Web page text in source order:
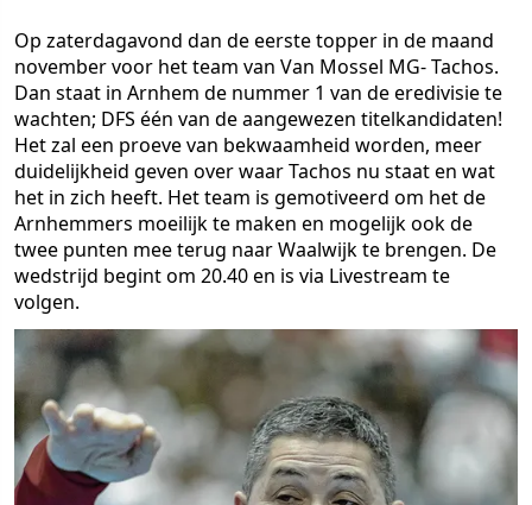
Op zaterdagavond dan de eerste topper in de maand
november voor het team van Van Mossel MG- Tachos.
Dan staat in Arnhem de nummer 1 van de eredivisie te
wachten; DFS één van de aangewezen titelkandidaten!
Het zal een proeve van bekwaamheid worden, meer
duidelijkheid geven over waar Tachos nu staat en wat
het in zich heeft. Het team is gemotiveerd om het de
Arnhemmers moeilijk te maken en mogelijk ook de
twee punten mee terug naar Waalwijk te brengen. De
wedstrijd begint om 20.40 en is via Livestream te
volgen.